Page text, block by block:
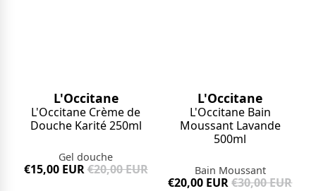
L'Occitane
L'Occitane Crème de
Douche Karité 250ml
Gel douche
€15,00 EUR€20,00 EUR
L'Occitane
L'Occitane Bain
Moussant Lavande
500ml
Bain Moussant
€20,00 EUR€30,00 EUR